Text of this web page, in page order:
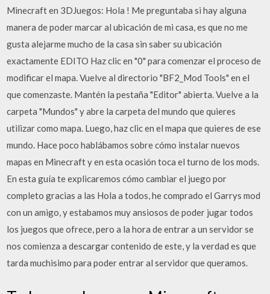
Minecraft en 3DJuegos: Hola ! Me preguntaba si hay alguna
manera de poder marcar al ubicación de mi casa, es que no me
gusta alejarme mucho de la casa sin saber su ubicación
exactamente EDITO Haz clic en "0" para comenzar el proceso de
modificar el mapa. Vuelve al directorio "BF2_Mod Tools" en el
que comenzaste. Mantén la pestaña "Editor" abierta. Vuelve a la
carpeta "Mundos" y abre la carpeta del mundo que quieres
utilizar como mapa. Luego, haz clic en el mapa que quieres de ese
mundo. Hace poco hablábamos sobre cómo instalar nuevos
mapas en Minecraft y en esta ocasión toca el turno de los mods.
En esta guía te explicaremos cómo cambiar el juego por
completo gracias a las Hola a todos, he comprado el Garrys mod
con un amigo, y estabamos muy ansiosos de poder jugar todos
los juegos que ofrece, pero a la hora de entrar a un servidor se
nos comienza a descargar contenido de este, y la verdad es que
tarda muchisimo para poder entrar al servidor que queramos.